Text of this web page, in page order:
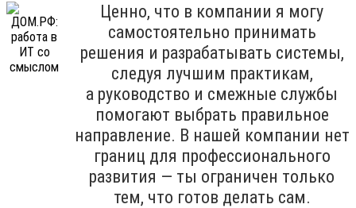
Ценно, что в компании я могу
самостоятельно принимать
решения и разрабатывать системы,
следуя лучшим практикам,
а руководство и смежные службы
помогают выбрать правильное
направление. В нашей компании нет
границ для профессионального
развития — ты ограничен только
тем, что готов делать сам.